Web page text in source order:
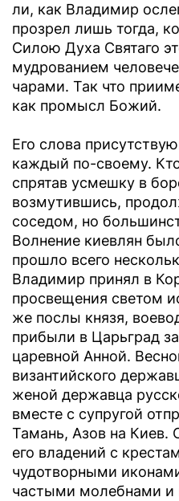
ли, как Владимир
прозрел лишь тогда,
Силою Духа Святаго
мудрованием
чарами. Так что
как промысл Божий.
Его слова
каждый по-своему.
спрятав усмешку в
возмутившись,
соседом, но
Волнение киевлян
прошло всего
Владимир принял в
просвещения светом
же послы князя,
прибыли в Царьград
царевной Анной.
византийского
женой державца
вместе с супругой
Тамань, Азов на
его владений с
чудотворными
частыми молебнами